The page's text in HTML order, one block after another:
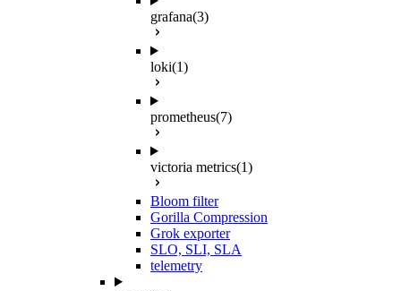
grafana(3)
loki(1)
prometheus(7)
victoria metrics(1)
Bloom filter
Gorilla Compression
Grok exporter
SLO, SLI, SLA
telemetry